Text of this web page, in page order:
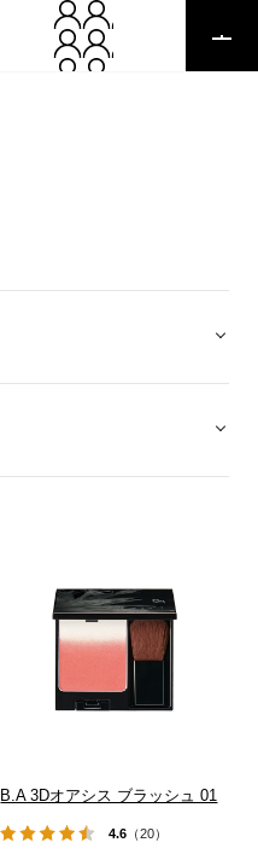
B.A 3Dオアシス ブラッシュ 01
4.6 （20）